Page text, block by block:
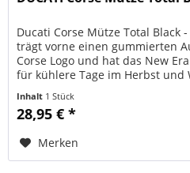
Ducati Corse Mütze Total Black
trägt vorne einen gummierten
Corse Logo und hat das New
für kühlere Tage im Herbst und
Inhalt 1 Stück
28,95 € *
Merken